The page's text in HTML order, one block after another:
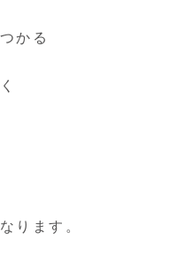
かる
ります。